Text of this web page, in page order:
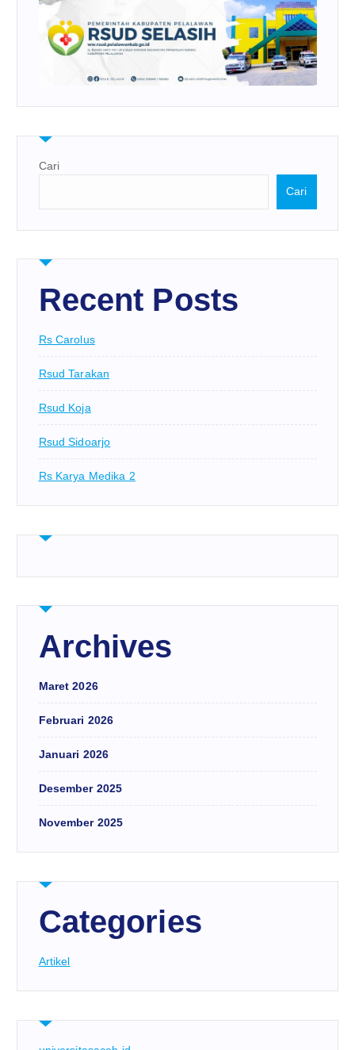
Cari
Cari
Recent Posts
Rs Carolus
Rsud Tarakan
Rsud Koja
Rsud Sidoarjo
Rs Karya Medika 2
Archives
Maret 2026
Februari 2026
Januari 2026
Desember 2025
November 2025
Categories
Artikel